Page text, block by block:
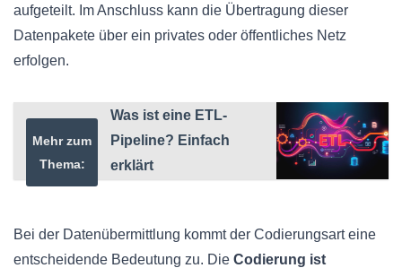
aufgeteilt. Im Anschluss kann die Übertragung dieser
Datenpakete über ein privates oder öffentliches Netz
erfolgen.
Mehr zum
Thema:
Was ist eine ETL-
Pipeline? Einfach
erklärt
Bei der Datenübermittlung kommt der Codierungsart eine
entscheidende Bedeutung zu. Die Codierung ist